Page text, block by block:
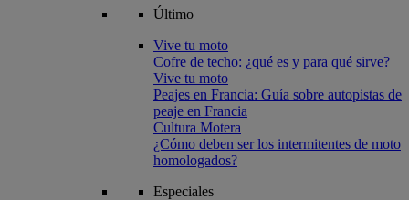
Último
Vive tu moto
Cofre de techo: ¿qué es y para qué sirve?
Vive tu moto
Peajes en Francia: Guía sobre autopistas de
peaje en Francia
Cultura Motera
¿Cómo deben ser los intermitentes de moto
homologados?
Especiales